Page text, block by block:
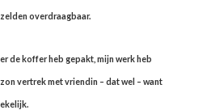
overdraagbaar.
de koffer heb gepakt, mijn werk heb
vertrek met vriendin – dat wel – want